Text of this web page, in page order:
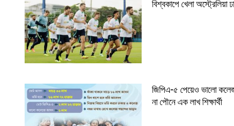
বিশ্বকাপে খেলা অস্ট্রেলিয়া
জিপিএ-৫ পেয়েও ভালো
না পৌনে এক লাখ শিক্ষার্থী